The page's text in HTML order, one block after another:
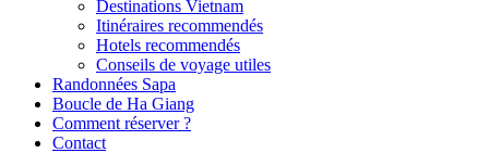
Destinations Vietnam
Itinéraires recommendés
Hotels recommendés
Conseils de voyage utiles
Randonnées Sapa
Boucle de Ha Giang
Comment réserver ?
Contact